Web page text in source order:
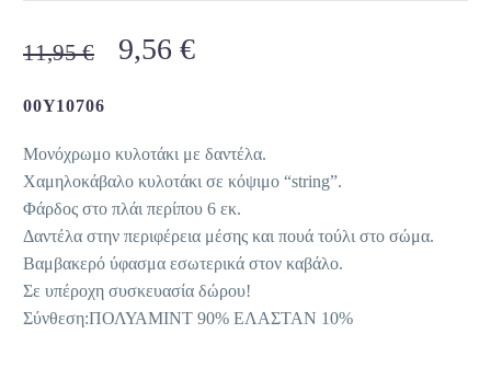
11,95€
Original
11,95 €.
9,56 €Η
είναι:
9,56 €.
00Y10706
Μονόχρωμο κυλοτάκι με δαντέλα.
Χαμηλοκάβαλο κυλοτάκι σε κόψιμο “string”.
Φάρδος στο πλάι περίπου 6 εκ.
Δαντέλα στην περιφέρεια μέσης και πουά τούλι στο σώμα.
Βαμβακερό ύφασμα εσωτερικά στον καβάλο.
Σε υπέροχη συσκευασία δώρου!
Σύνθεση:ΠΟΛΥΑΜΙΝΤ 90% ΕΛΑΣΤΑΝ 10%